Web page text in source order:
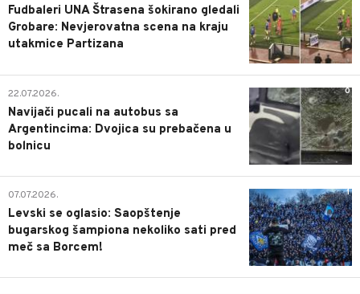
Fudbaleri UNA Štrasena šokirano gledali
Grobare: Nevjerovatna scena na kraju
utakmice Partizana
0
22.07.2026.
Navijači pucali na autobus sa
Argentincima: Dvojica su prebačena u
bolnicu
1
07.07.2026.
Levski se oglasio: Saopštenje
bugarskog šampiona nekoliko sati pred
meč sa Borcem!